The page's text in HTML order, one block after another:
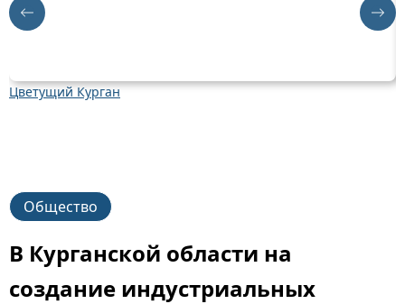
Цветущий Курган
Общество
В Курганской области на
создание индустриальных